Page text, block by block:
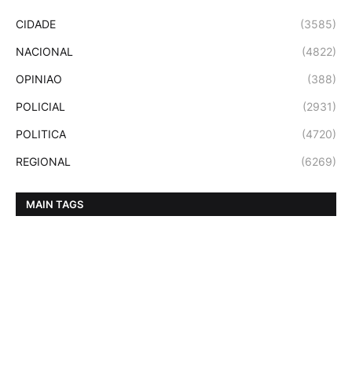
CIDADE (3585)
NACIONAL (4822)
OPINIAO (388)
POLICIAL (2931)
POLITICA (4720)
REGIONAL (6269)
MAIN TAGS